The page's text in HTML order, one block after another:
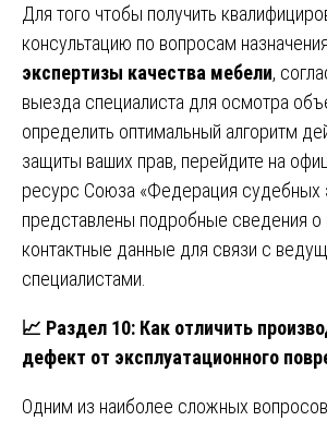
Для того чтобы получить
консультацию по вопросам
экспертизы качества мебели,
выезда специалиста для осмотра
определить оптимальный алгоритм
защиты ваших прав, перейдите на
ресурс Союза «Федерация судебных
представлены подробные сведения о
контактные данные для связи с
специалистами.
📈 Раздел 10: Как отличить
дефект от эксплуатационного
Одним из наиболее сложных